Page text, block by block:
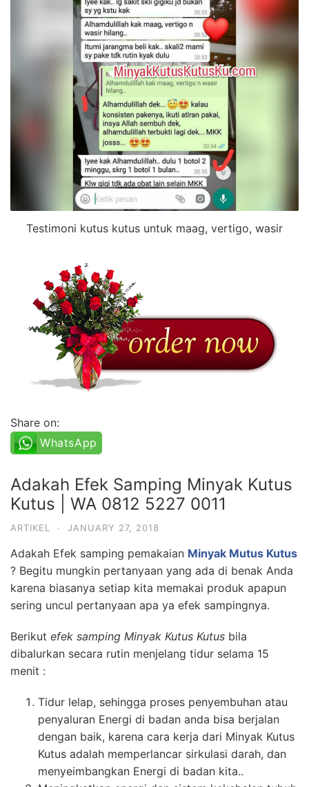
Testimoni kutus kutus untuk maag, vertigo, wasir
Share on:
WhatsApp
Adakah Efek Samping Minyak Kutus
Kutus | WA 0812 5227 0011
ARTIKEL · JANUARY 27, 2018
Adakah Efek samping pemakaian Minyak Mutus Kutus
? Begitu mungkin pertanyaan yang ada di benak Anda
karena biasanya setiap kita memakai produk apapun
sering uncul pertanyaan apa ya efek sampingnya.
Berikut efek samping Minyak Kutus Kutus bila
dibalurkan secara rutin menjelang tidur selama 15
menit :
Tidur lelap, sehingga proses penyembuhan atau
penyaluran Energi di badan anda bisa berjalan
dengan baik, karena cara kerja dari Minyak Kutus
Kutus adalah memperlancar sirkulasi darah, dan
menyeimbangkan Energi di badan kita..